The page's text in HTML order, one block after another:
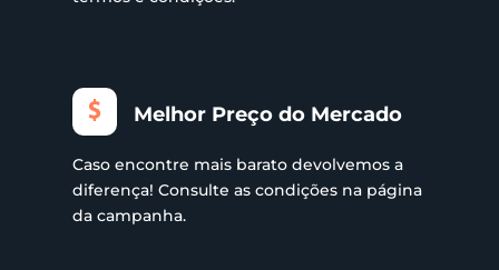
Melhor Preço do Mercado
Caso encontre mais barato devolvemos a
diferença! Consulte as condições na página
da campanha.